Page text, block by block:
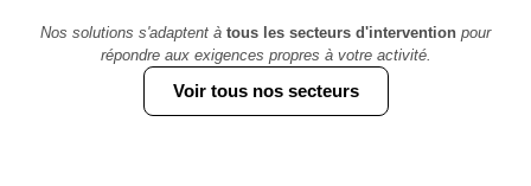
Nos solutions s'adaptent à tous les secteurs d'intervention pour
répondre aux exigences propres à votre activité.
Voir tous nos secteurs